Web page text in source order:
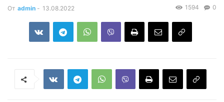
От admin - 13.08.2022 0
1594